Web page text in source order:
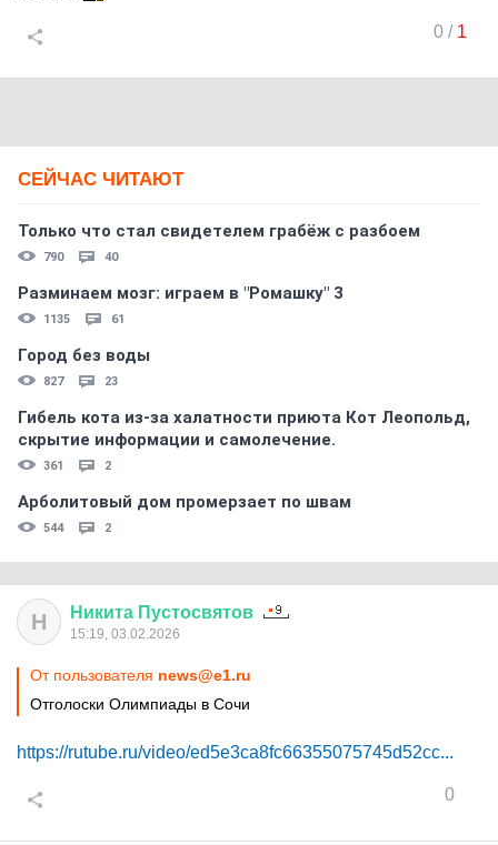
0/ 1
СЕЙЧАС ЧИТАЮТ
Только что стал свидетелем грабёж с разбоем
790 40
Разминаем мозг: играем в "Ромашку" 3
1135 61
Город без воды
827 23
Гибель кота из-за халатности приюта Кот Леопольд,
скрытиe информации и самолечение.
361 2
Арболитовый дом промерзает по швам
544 2
Н Никита Пустосвятов
15:19, 03.02.2026
От пользователя news@e1.ru
Отголоски Олимпиады в Сочи
https://rutube.ru/video/ed5e3ca8fc66355075745d52cc...
0